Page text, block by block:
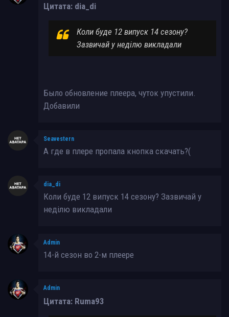
Цитата: dia_di
Коли буде 12 випуск 14 сезону?
Зазвичай у неділю викладали
Было обновление плеера, чуток упустили.
Добавили
Seavestern
А где в плере пропала кнопка скачать?(
dia_di
Коли буде 12 випуск 14 сезону? Зазвичай у
неділю викладали
Admin
14-й сезон во 2-м плеере
Admin
Цитата: Ruma93